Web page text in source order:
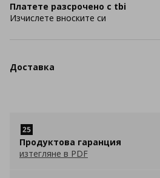
Платете разсрочено с tbi
Изчислете вноските си
Доставка
Продуктова гаранция
изтегляне в PDF